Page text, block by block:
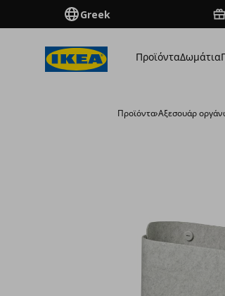
Greek
ΠροϊόνταΔωμάτια
Προϊόντα›Aξεσουάρ